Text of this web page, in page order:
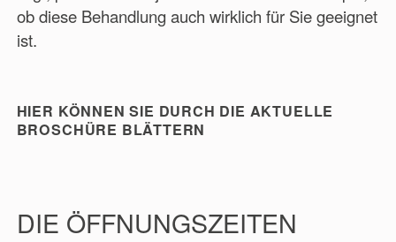
ob diese Behandlung auch wirklich für Sie geeignet
ist.
HIER KÖNNEN SIE DURCH DIE AKTUELLE
BROSCHÜRE BLÄTTERN
DIE ÖFFNUNGSZEITEN